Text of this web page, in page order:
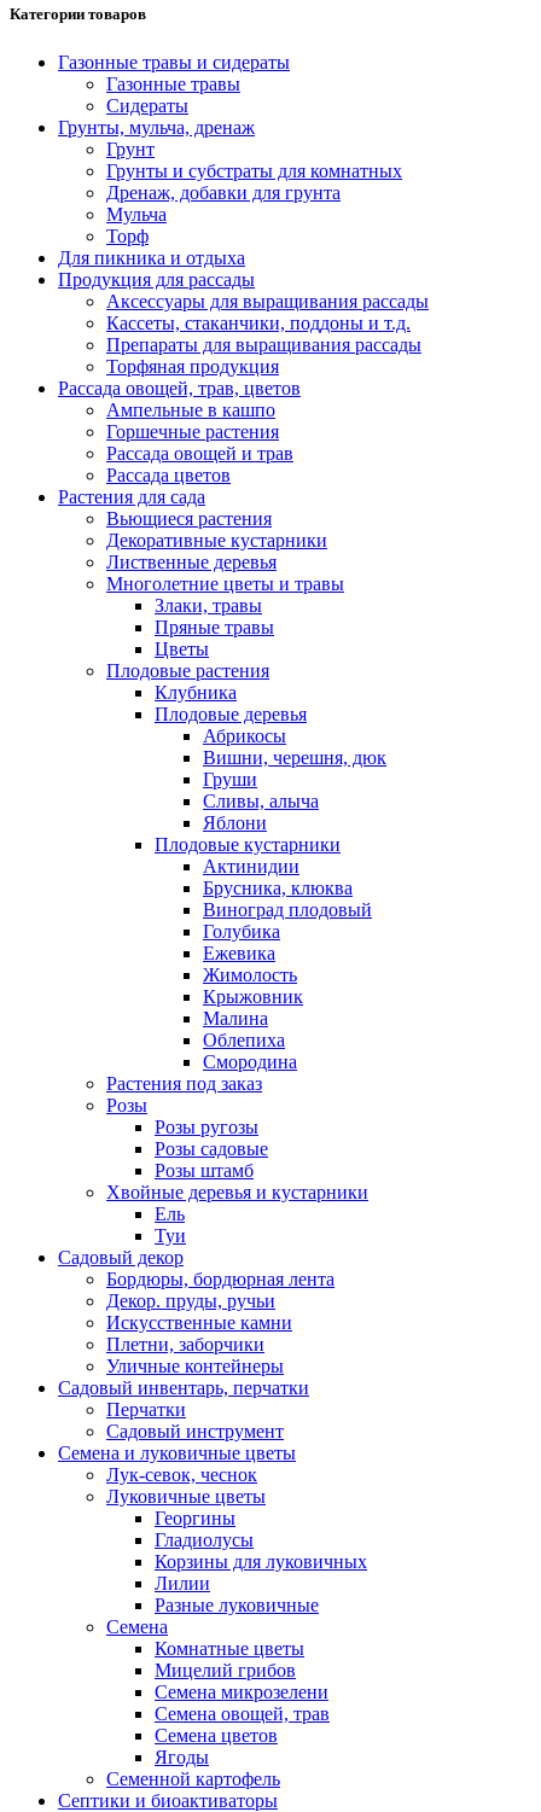
Категории товаров
Газонные травы и сидераты
Газонные травы
Сидераты
Грунты, мульча, дренаж
Грунт
Грунты и субстраты для комнатных
Дренаж, добавки для грунта
Мульча
Торф
Для пикника и отдыха
Продукция для рассады
Аксессуары для выращивания рассады
Кассеты, стаканчики, поддоны и т.д.
Препараты для выращивания рассады
Торфяная продукция
Рассада овощей, трав, цветов
Ампельные в кашпо
Горшечные растения
Рассада овощей и трав
Рассада цветов
Растения для сада
Вьющиеся растения
Декоративные кустарники
Лиственные деревья
Многолетние цветы и травы
Злаки, травы
Пряные травы
Цветы
Плодовые растения
Клубника
Плодовые деревья
Абрикосы
Вишни, черешня, дюк
Груши
Сливы, алыча
Яблони
Плодовые кустарники
Актинидии
Брусника, клюква
Виноград плодовый
Голубика
Ежевика
Жимолость
Крыжовник
Малина
Облепиха
Смородина
Растения под заказ
Розы
Розы ругозы
Розы садовые
Розы штамб
Хвойные деревья и кустарники
Ель
Туи
Садовый декор
Бордюры, бордюрная лента
Декор. пруды, ручьи
Искусственные камни
Плетни, заборчики
Уличные контейнеры
Садовый инвентарь, перчатки
Перчатки
Садовый инструмент
Семена и луковичные цветы
Лук-севок, чеснок
Луковичные цветы
Георгины
Гладиолусы
Корзины для луковичных
Лилии
Разные луковичные
Семена
Комнатные цветы
Мицелий грибов
Семена микрозелени
Семена овощей, трав
Семена цветов
Ягоды
Семенной картофель
Септики и биоактиваторы